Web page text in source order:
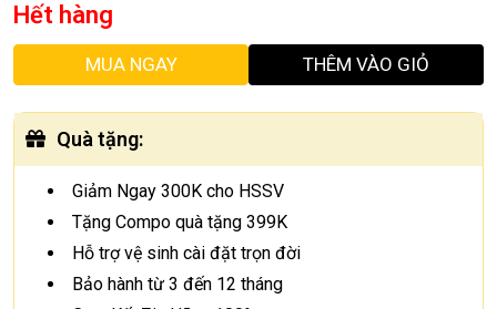
Hết hàng
MUA NGAY THÊM VÀO GIỎ
Quà tặng:
Giảm Ngay 300K cho HSSV
Tặng Compo quà tặng 399K
Hỗ trợ vệ sinh cài đặt trọn đời
Bảo hành từ 3 đến 12 tháng